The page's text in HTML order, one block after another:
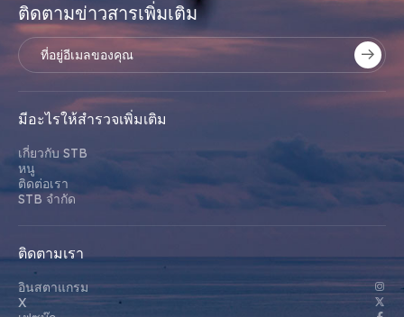
ติดตามข่าวสารเพิ่มเติม
มีอะไรให้สํารวจเพิ่มเติม
เกี่ยวกับ STB
หนู
ติดต่อเรา
STB จํากัด
ติดตามเรา
อินสตาแกรม
X